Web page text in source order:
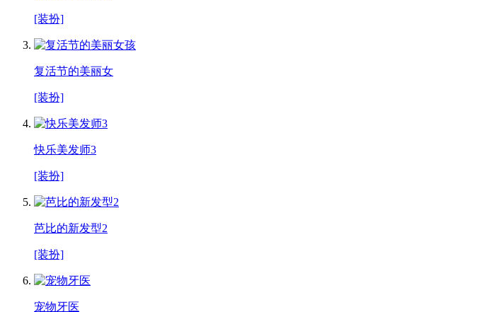
[装扮]
复活节的美丽女
[装扮]
快乐美发师3
[装扮]
芭比的新发型2
[装扮]
宠物牙医